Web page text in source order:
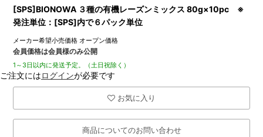
[SPS]BIONOWA ３種の有機レーズンミックス 80g×10pc ※
発注単位：[SPS]内で６パック単位
メーカー希望小売価格 オープン価格
会員価格は会員様のみ公開
1～3日以内に発送予定。（土日祝除く）
ご注文にはログインが必要です
お気に入り
商品についてのお問い合わせ